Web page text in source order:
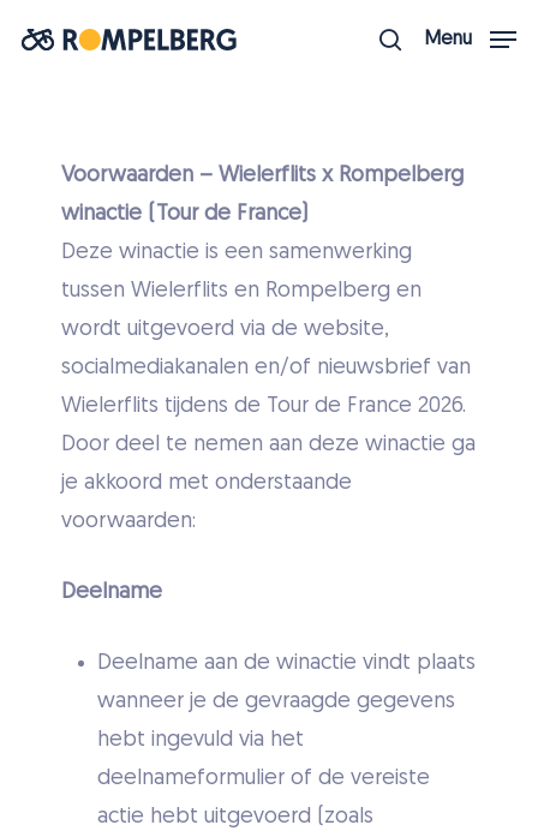
naar
Menu
Voorwaarden – Wielerflits x Rompelberg
winactie (Tour de France)
Deze winactie is een samenwerking
tussen Wielerflits en Rompelberg en
wordt uitgevoerd via de website,
socialmediakanalen en/of nieuwsbrief van
Wielerflits tijdens de Tour de France 2026.
Door deel te nemen aan deze winactie ga
je akkoord met onderstaande
voorwaarden:
Deelname
Deelname aan de winactie vindt plaats
wanneer je de gevraagde gegevens
hebt ingevuld via het
deelnameformulier of de vereiste
actie hebt uitgevoerd (zoals